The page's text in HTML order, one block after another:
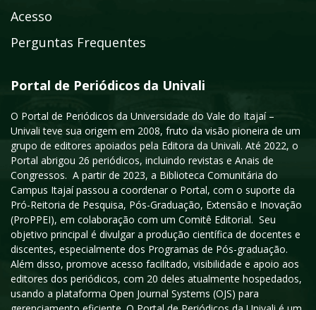
Acesso
Perguntas Frequentes
Portal de Periódicos da Univali
O Portal de Periódicos da Universidade do Vale do Itajaí –
Univali teve sua origem em 2008, fruto da visão pioneira de um
grupo de editores apoiados pela Editora da Univali. Até 2022, o
Portal abrigou 26 periódicos, incluindo revistas e Anais de
Congressos. A partir de 2023, a Biblioteca Comunitária do
Campus Itajaí passou a coordenar o Portal, com o suporte da
Pró-Reitoria de Pesquisa, Pós-Graduação, Extensão e Inovação
(ProPPEI), em colaboração com um Comitê Editorial. Seu
objetivo principal é divulgar a produção científica de docentes e
discentes, especialmente dos Programas de Pós-graduação.
Além disso, promove acesso facilitado, visibilidade e apoio aos
editores dos periódicos, com 20 deles atualmente hospedados,
usando a plataforma Open Journal Systems (OJS) para